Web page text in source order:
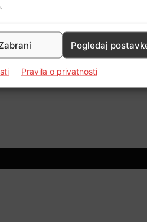
Pogledaj
Pravila o privatnosti